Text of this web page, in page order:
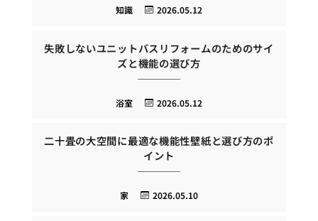
2026.05.12
知識
失敗しないユニットバスリフォームのためのサイ
ズと機能の選び方
2026.05.12
浴室
二十畳の大空間に最適な機能性壁紙と選び方のポ
イント
2026.05.10
家